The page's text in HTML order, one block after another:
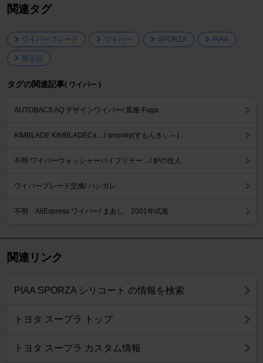
関連タグ
ワイパーブレード ワイパー SPORZA PIAA
限定品
タグの関連記事( ワイパー )
AUTOBACS AQ デザインワイパー/ 風雅-Fuga
KIMBLADE KIMBLADECa .../ smonky(すもんきぃ～) ...
不明 ワイパーウォッシャーパイプリテー .../ 炉の住人
ワイパーブレード交換/ ハシガレ
不明 AliExpress ワイパー/ まあし 2001年式黒
関連リンク
PIAA SPORZA シリコート の情報を検索
トヨタ スープラ トップ
トヨタ スープラ カスタム情報